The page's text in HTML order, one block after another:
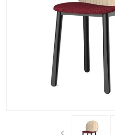
AKTUALNOSCI
STREFA-PROJEKTANTA
REALIZACJE
INSPIRACJE